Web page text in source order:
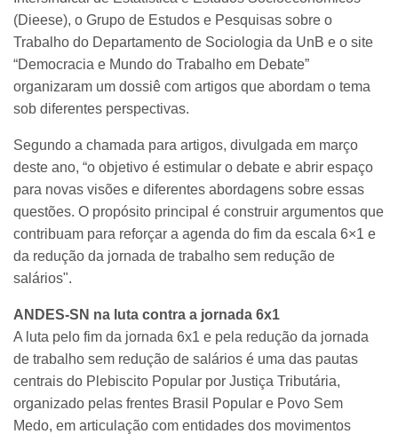
(Dieese), o Grupo de Estudos e Pesquisas sobre o
Trabalho do Departamento de Sociologia da UnB e o site
“Democracia e Mundo do Trabalho em Debate”
organizaram um dossiê com artigos que abordam o tema
sob diferentes perspectivas.
Segundo a chamada para artigos, divulgada em março
deste ano, “o objetivo é estimular o debate e abrir espaço
para novas visões e diferentes abordagens sobre essas
questões. O propósito principal é construir argumentos que
contribuam para reforçar a agenda do fim da escala 6×1 e
da redução da jornada de trabalho sem redução de
salários".
ANDES-SN na luta contra a jornada 6x1
A luta pelo fim da jornada 6x1 e pela redução da jornada
de trabalho sem redução de salários é uma das pautas
centrais do Plebiscito Popular por Justiça Tributária,
organizado pelas frentes Brasil Popular e Povo Sem
Medo, em articulação com entidades dos movimentos